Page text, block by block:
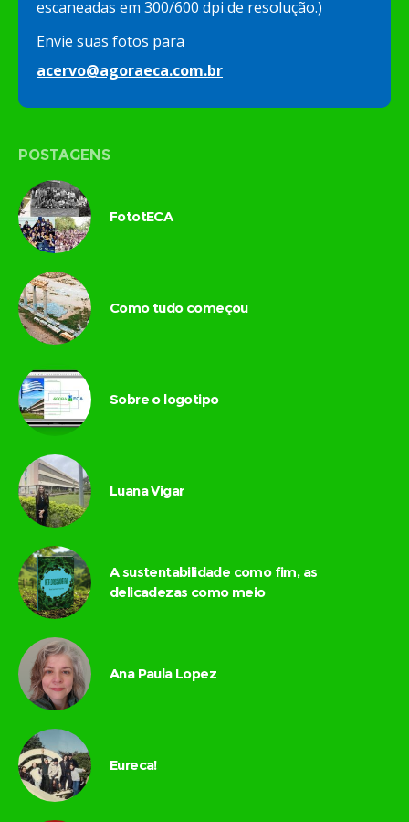
escaneadas em 300/600 dpi de resolução.)
Envie suas fotos para
acervo@agoraeca.com.br
POSTAGENS
FototECA
Como tudo começou
Sobre o logotipo
Luana Vigar
A sustentabilidade como fim, as
delicadezas como meio
Ana Paula Lopez
Eureca!